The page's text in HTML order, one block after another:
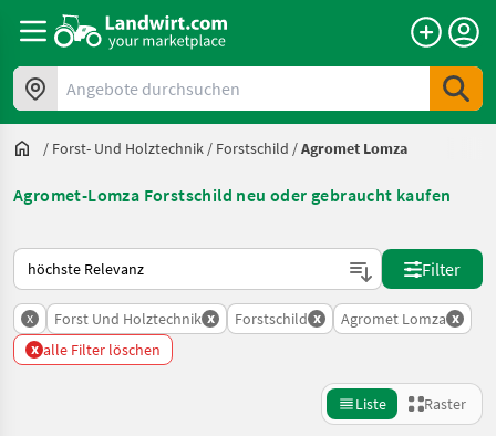
Angebote durchsuchen
/ Forst- Und Holztechnik / Forstschild /Agromet Lomza
Agromet-Lomza Forstschild neu oder gebraucht kaufen
So wird auf Landwirt.com sortiert
Filter
x Forst Und Holztechnik x Forstschild x Agromet Lomza x
x alle Filter löschen
Liste Raster